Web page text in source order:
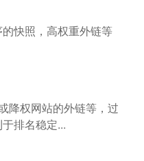
快照，高权重外链等
降权网站的外链等，过
排名稳定...